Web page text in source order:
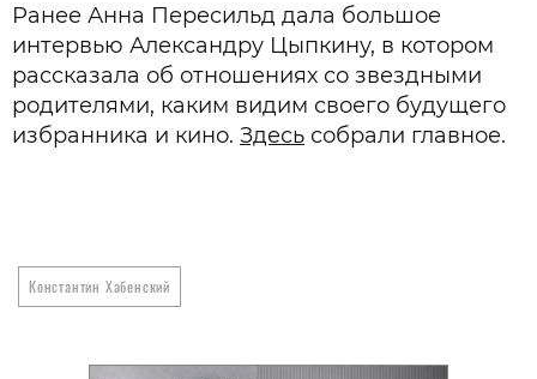
Ранее Анна Пересильд дала большое
интервью Александру Цыпкину, в котором
рассказала об отношениях со звездными
родителями, каким видим своего будущего
избранника и кино. Здесь собрали главное.
Константин Хабенский